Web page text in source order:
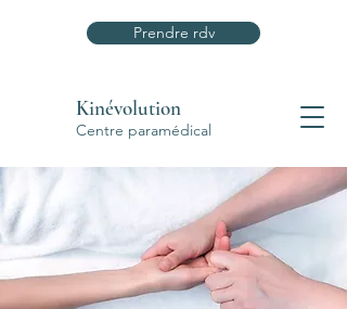
Kinévolution
Centre paramédical
Prendre rdv